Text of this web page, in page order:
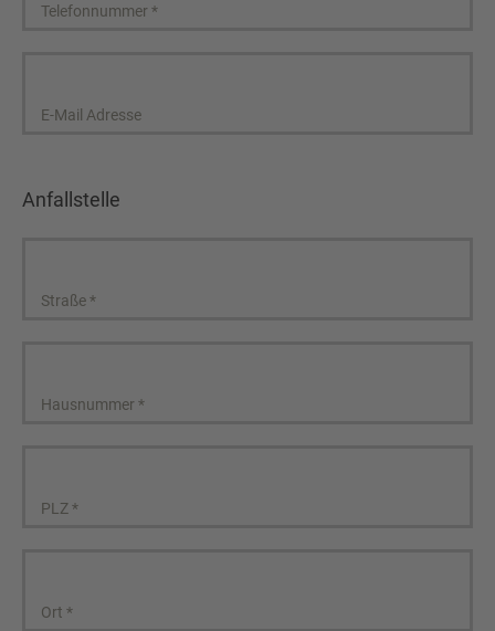
Telefonnummer *
E-Mail Adresse
Anfallstelle
Straße*
Hausnummer *
PLZ*
Ort *